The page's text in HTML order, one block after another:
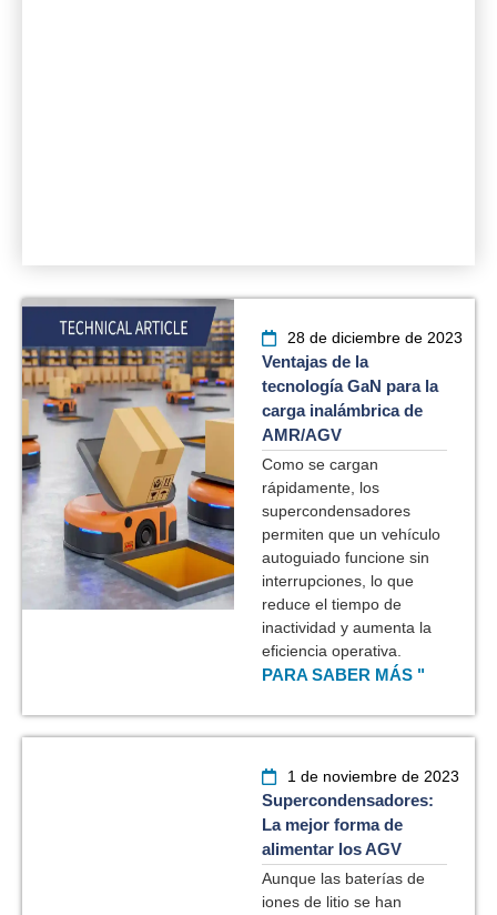
28 de diciembre de 2023
Ventajas de la
tecnología GaN para la
carga inalámbrica de
AMR/AGV
Como se cargan
rápidamente, los
supercondensadores
permiten que un vehículo
autoguiado funcione sin
interrupciones, lo que
reduce el tiempo de
inactividad y aumenta la
eficiencia operativa.
PARA SABER MÁS "
1 de noviembre de 2023
Supercondensadores:
La mejor forma de
alimentar los AGV
Aunque las baterías de
iones de litio se han